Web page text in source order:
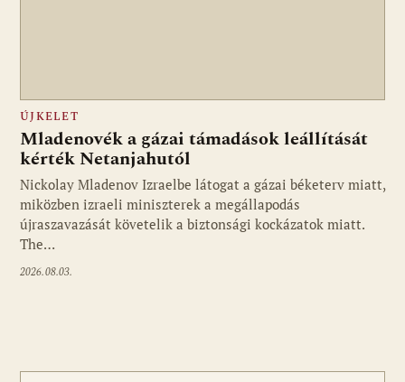
ÚJKELET
Mladenovék a gázai támadások leállítását
kérték Netanjahutól
Nickolay Mladenov Izraelbe látogat a gázai béketerv miatt,
miközben izraeli miniszterek a megállapodás
újraszavazását követelik a biztonsági kockázatok miatt.
The…
2026.08.03.